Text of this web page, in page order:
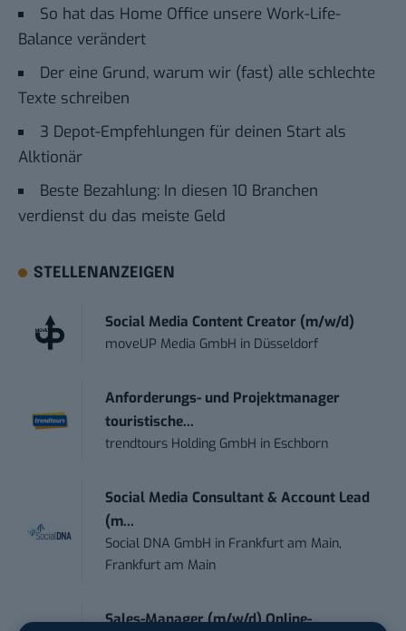
So hat das Home Office unsere Work-Life-
Balance verändert
Der eine Grund, warum wir (fast) alle schlechte
Texte schreiben
3 Depot-Empfehlungen für deinen Start als
Alktionär
Beste Bezahlung: In diesen 10 Branchen
verdienst du das meiste Geld
STELLENANZEIGEN
Social Media Content Creator (m/w/d)
moveUP Media GmbH in Düsseldorf
Anforderungs- und Projektmanager
touristische...
trendtours Holding GmbH in Eschborn
Social Media Consultant & Account Lead
(m...
Social DNA GmbH in Frankfurt am Main,
Frankfurt am Main
Sales-Manager (m/w/d) Online-